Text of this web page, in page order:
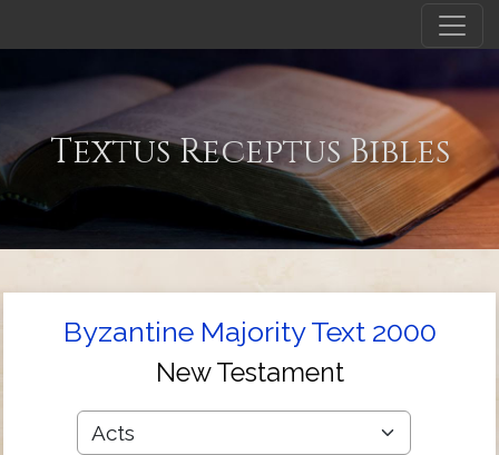
Textus Receptus Bibles
Byzantine Majority Text 2000
New Testament